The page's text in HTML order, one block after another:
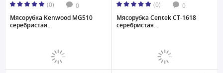
(0) 0
Мясорубка Kenwood MG510
серебристая...
(0) 0
Мясорубка Centek CT-1618
серебристая...